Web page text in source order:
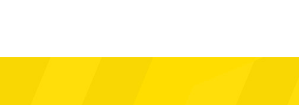
Rot-Weiß Oberhausen Spielbericht